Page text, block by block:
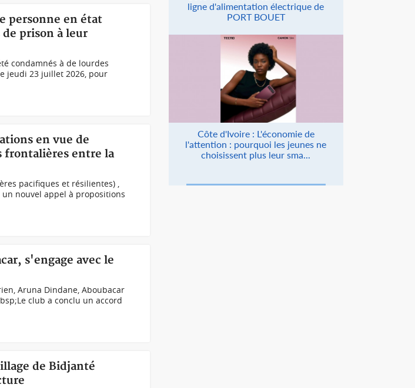
personne en état
prison à leur
condamnés à de lourdes
jeudi 23 juillet 2026, pour
en vue de
frontalières entre la
pacifiques et résilientes) ,
un nouvel appel à propositions
s'engage avec le
Aruna Dindane, Aboubacar
club a conclu un accord
de Bidjanté
ligne d'alimentation électrique de
PORT BOUET
Côte d'Ivoire : L'économie de
l'attention : pourquoi les jeunes ne
choisissent plus leur sma...